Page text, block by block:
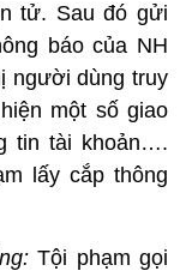
tử. Sau đó gửi
báo của NH
người dùng truy
một số giao
tin tài khoản….
lấy cắp thông
Tội phạm gọi